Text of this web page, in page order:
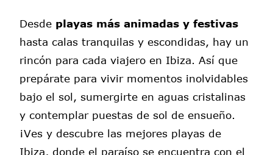
Desde playas más animadas y festivas
hasta calas tranquilas y escondidas, hay un
rincón para cada viajero en Ibiza. Así que
prepárate para vivir momentos inolvidables
bajo el sol, sumergirte en aguas cristalinas
y contemplar puestas de sol de ensueño.
¡Ves y descubre las mejores playas de
Ibiza, donde el paraíso se encuentra con el